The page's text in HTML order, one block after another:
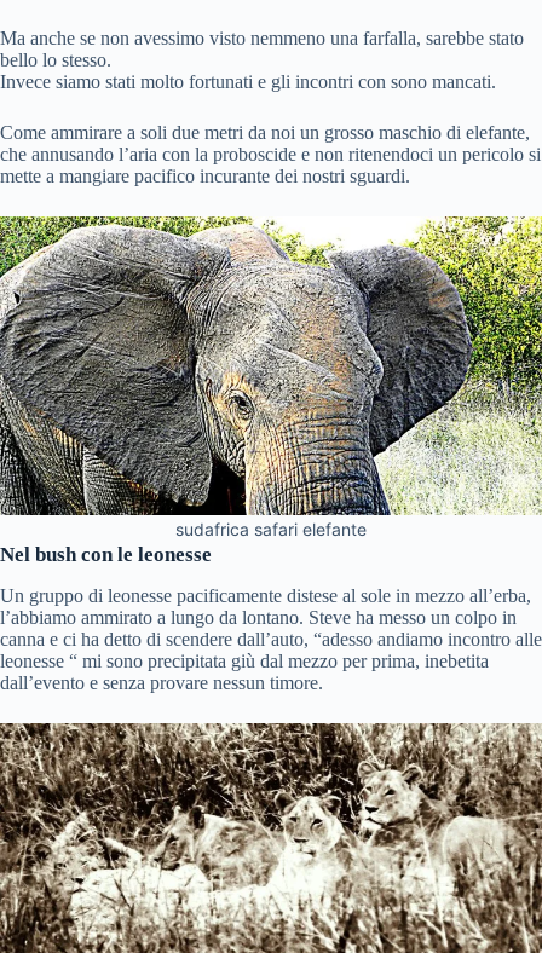
Ma anche se non avessimo visto nemmeno una farfalla, sarebbe stato
bello lo stesso.
Invece siamo stati molto fortunati e gli incontri con sono mancati.
Come ammirare a soli due metri da noi un grosso maschio di elefante,
che annusando l’aria con la proboscide e non ritenendoci un pericolo si
mette a mangiare pacifico incurante dei nostri sguardi.
sudafrica safari elefante
Nel bush con le leonesse
Un gruppo di leonesse pacificamente distese al sole in mezzo all’erba,
l’abbiamo ammirato a lungo da lontano. Steve ha messo un colpo in
canna e ci ha detto di scendere dall’auto, “adesso andiamo incontro alle
leonesse “ mi sono precipitata giù dal mezzo per prima, inebetita
dall’evento e senza provare nessun timore.